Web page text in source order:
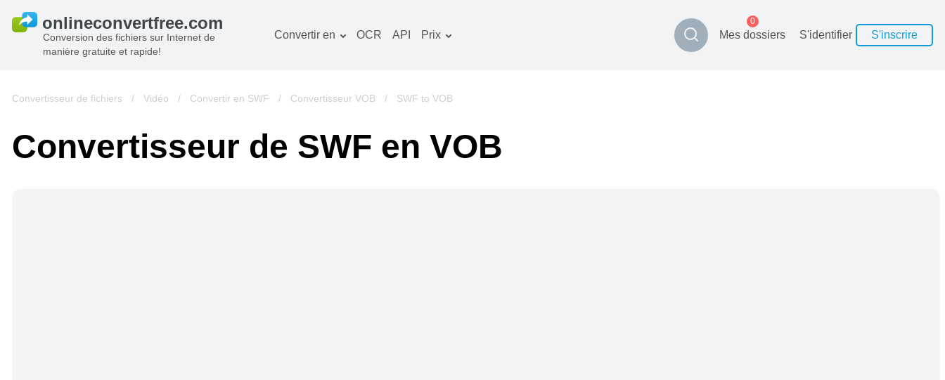
Conversion des fichiers sur Internet de
manière gratuite et rapide!
Convertir en
Image convertisseur
Livres convertisseur
OCR API Prix Mes dossiers
0
S'identifier S'inscrire
Convertisseur de fichiers / Vidéo / Convertir en SWF / Convertisseur VOB / SWF to VOB
Convertisseur de SWF en VOB